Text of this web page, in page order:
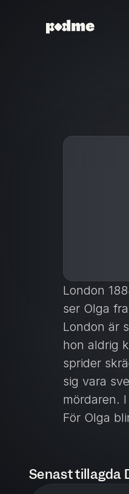
London
ser Olga
London är
hon aldrig
sprider
sig vara
mördaren.
För Olga
dessutom
Senast tillagda